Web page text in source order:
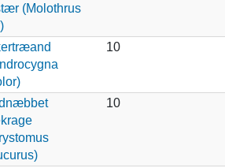
(Molothrus
10
10